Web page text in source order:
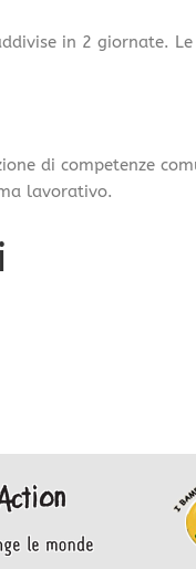
in 2 giornate.
di competenze
lavorativo.